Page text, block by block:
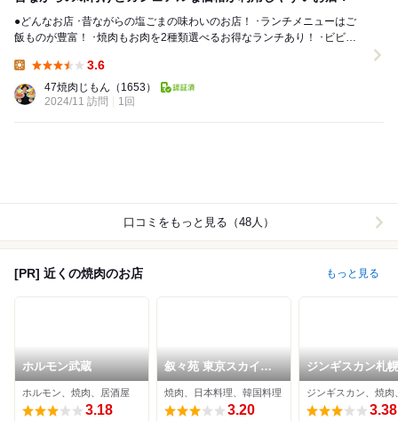
●どんなお店 ･昔ながらの塩ごまの味わいのお店！ ･ランチメニューはご
飯ものが豊富！ ･焼肉もお肉を2種類選べるお得なランチあり！ ･ビビン
3.6
47焼肉じもん （1653）
2024/11 訪問
1回
口コミをもっと見る（48人）
[PR] 近くの焼肉のお店 もっと見る
ホルモン武蔵
ホルモン、焼肉、居酒屋
3.18
叙々苑 東京スカイツ
リータウン・ソラマチ
店
焼肉、日本料理、韓国料理
3.20
ジンギスカン札
一 東京スカイツリー
駅前店
3.38